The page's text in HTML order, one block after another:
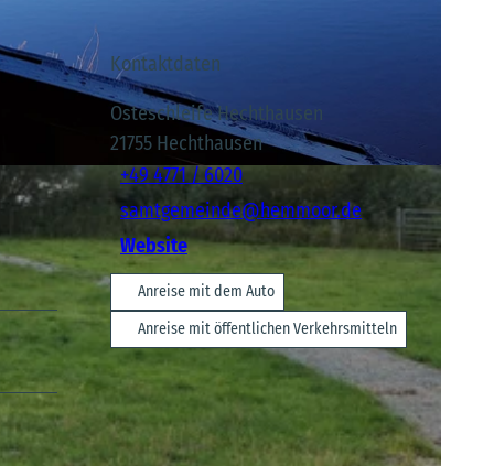
Kontaktdaten
Osteschleife Hechthausen
21755 Hechthausen
+49 4771 / 6020
samtgemeinde@hemmoor.de
Website
Anreise mit dem Auto
Anreise mit öffentlichen Verkehrsmitteln